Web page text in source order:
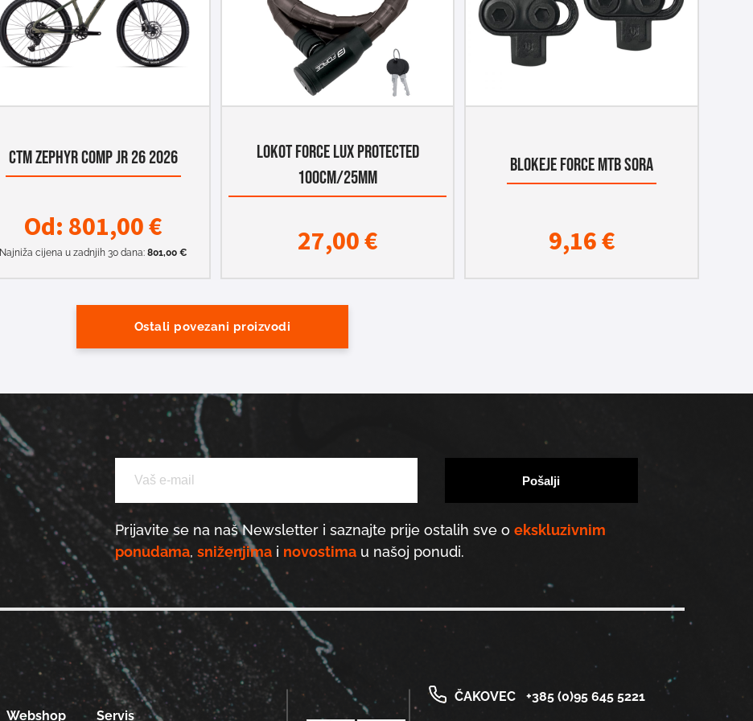
CTM ZEPHYR COMP JR 26 2026
Od:801,00€
Najniža cijena u zadnjih 30 dana:801,00€
LOKOT FORCE LUX PROTECTED
100CM/25MM
27,00€
BLOKEJE FORCE MTB SORA
9,16€
Ostali povezani proizvodi
Prijavite se na naš Newsletter i saznajte prije ostalih sve o ekskluzivnim
ponudama, sniženjimai novostimau našoj ponudi.
Webshop Servis
ČAKOVEC +385 (0)95 645 5221